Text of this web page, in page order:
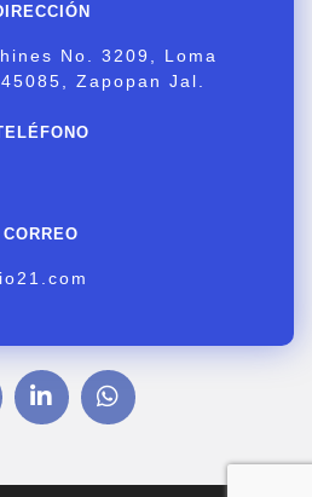
No. 3209, Loma
Zapopan Jal.
CORREO